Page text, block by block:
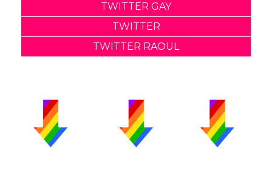
TWITTER GAY
TWITTER
TWITTER RAOUL